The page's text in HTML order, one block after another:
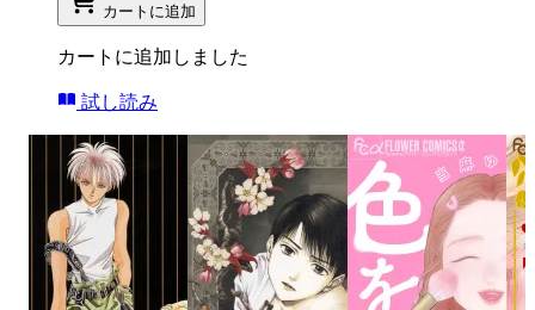
カートに追加
カートに追加しました
試し読み